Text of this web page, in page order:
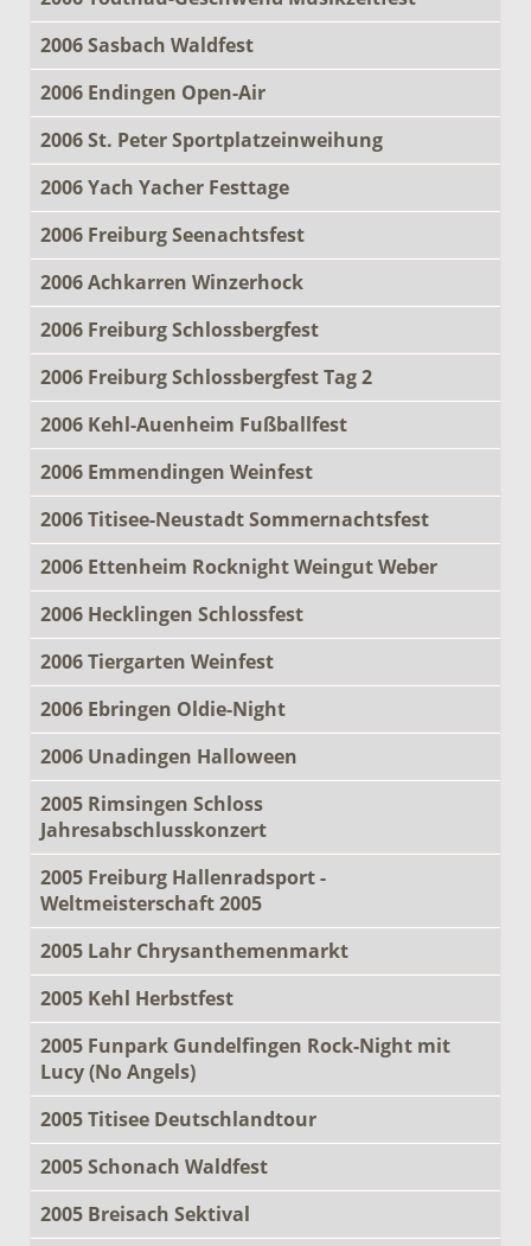
2006 Sasbach Waldfest
2006 Endingen Open-Air
2006 St. Peter Sportplatzeinweihung
2006 Yach Yacher Festtage
2006 Freiburg Seenachtsfest
2006 Achkarren Winzerhock
2006 Freiburg Schlossbergfest
2006 Freiburg Schlossbergfest Tag 2
2006 Kehl-Auenheim Fußballfest
2006 Emmendingen Weinfest
2006 Titisee-Neustadt Sommernachtsfest
2006 Ettenheim Rocknight Weingut Weber
2006 Hecklingen Schlossfest
2006 Tiergarten Weinfest
2006 Ebringen Oldie-Night
2006 Unadingen Halloween
2005 Rimsingen Schloss
Jahresabschlusskonzert
2005 Freiburg Hallenradsport -
Weltmeisterschaft 2005
2005 Lahr Chrysanthemenmarkt
2005 Kehl Herbstfest
2005 Funpark Gundelfingen Rock-Night mit
Lucy (No Angels)
2005 Titisee Deutschlandtour
2005 Schonach Waldfest
2005 Breisach Sektival